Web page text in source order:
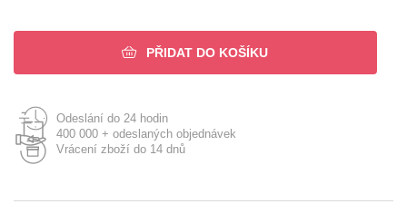
PŘIDAT DO KOŠÍKU
Odeslání do 24 hodin
400 000 + odeslaných objednávek
Vrácení zboží do 14 dnů